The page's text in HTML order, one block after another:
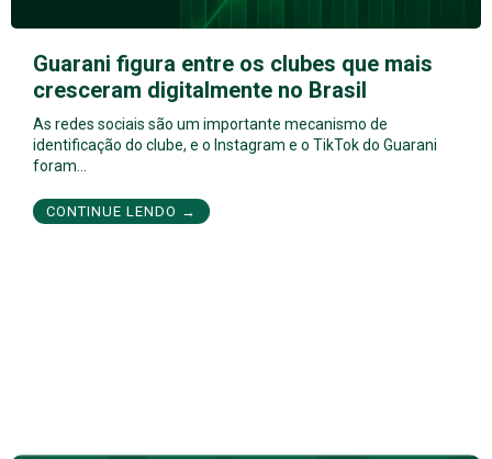
Guarani figura entre os clubes que mais
cresceram digitalmente no Brasil
As redes sociais são um importante mecanismo de
identificação do clube, e o Instagram e o TikTok do Guarani
foram…
CONTINUE LENDO →